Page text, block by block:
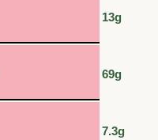
13g
69g
7.3g